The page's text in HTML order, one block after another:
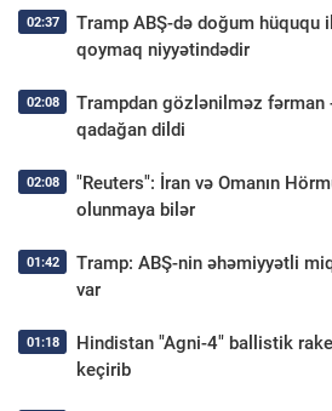
02:37
Tramp ABŞ-də doğum hüququ
qoymaq niyyətindədir
02:08
Trampdan gözlənilməz
qadağan dildi
02:08
"Reuters": İran və Omanın
olunmaya bilər
01:42
Tramp: ABŞ-nin əhəmiyyətli
var
01:18
Hindistan "Agni-4" ballistik
keçirib